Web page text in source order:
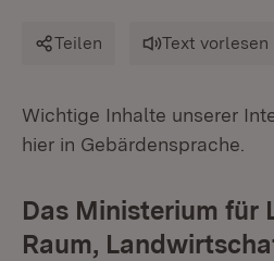
Teilen Text vorlesen
Wichtige Inhalte unserer
hier in Gebärdensprache.
Das Ministerium für
Raum,